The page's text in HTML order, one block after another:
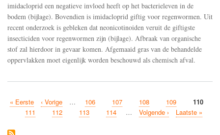
imidacloprid een negatieve invloed heeft op het bacterieleven in de
bodem (bijlage). Bovendien is imidacloprid giftig voor regenwormen. Uit
recent onderzoek is gebleken dat neonicotinoiden veruit de giftigste
insecticiden voor regenwormen zijn (bijlage). Afbraak van organische
stof zal hierdoor in gevaar komen. Afgemaaid gras van de behandelde
oppervlakken moet eigenlijk worden beschouwd als chemisch afval.
Paginatie
Eerste
pagina
« Eerste
Vorige
pagina
‹ Vorige … Pagina
106 Pagina
107 Pagina
108 Pagina
109
Huidige
pagina
110
Pagina
111 Pagina
112 Pagina
113 Pagina
114 …
Volgende
Volgende ›
Laatste
Laatste »